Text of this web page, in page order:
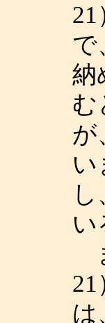
で
納
む
が
い
い
は